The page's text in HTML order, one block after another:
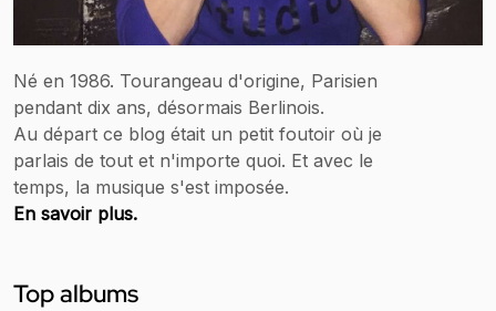
Né en 1986. Tourangeau d'origine, Parisien
pendant dix ans, désormais Berlinois.
Au départ ce blog était un petit foutoir où je
parlais de tout et n'importe quoi. Et avec le
temps, la musique s'est imposée.
En savoir plus.
Top albums